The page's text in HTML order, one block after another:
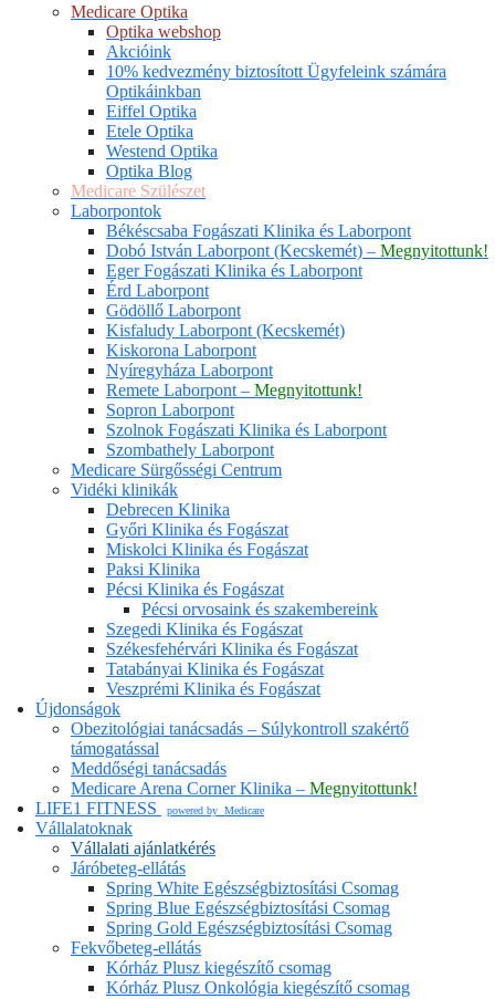
Medicare Optika
Optika webshop
Akcióink
10% kedvezmény biztosított Ügyfeleink számára
Optikáinkban
Eiffel Optika
Etele Optika
Westend Optika
Optika Blog
Medicare Szülészet
Laborpontok
Békéscsaba Fogászati Klinika és Laborpont
Dobó István Laborpont (Kecskemét) – Megnyitottunk!
Eger Fogászati Klinika és Laborpont
Érd Laborpont
Gödöllő Laborpont
Kisfaludy Laborpont (Kecskemét)
Kiskorona Laborpont
Nyíregyháza Laborpont
Remete Laborpont – Megnyitottunk!
Sopron Laborpont
Szolnok Fogászati Klinika és Laborpont
Szombathely Laborpont
Medicare Sürgősségi Centrum
Vidéki klinikák
Debrecen Klinika
Győri Klinika és Fogászat
Miskolci Klinika és Fogászat
Paksi Klinika
Pécsi Klinika és Fogászat
Pécsi orvosaink és szakembereink
Szegedi Klinika és Fogászat
Székesfehérvári Klinika és Fogászat
Tatabányai Klinika és Fogászat
Veszprémi Klinika és Fogászat
Újdonságok
Obezitológiai tanácsadás – Súlykontroll szakértő
támogatással
Meddőségi tanácsadás
Medicare Arena Corner Klinika – Megnyitottunk!
LIFE1 FITNESS
powered by Medicare
Vállalatoknak
Vállalati ajánlatkérés
Járóbeteg-ellátás
Spring White Egészségbiztosítási Csomag
Spring Blue Egészségbiztosítási Csomag
Spring Gold Egészségbiztosítási Csomag
Fekvőbeteg-ellátás
Kórház Plusz kiegészítő csomag
Kórház Plusz Onkológia kiegészítő csomag